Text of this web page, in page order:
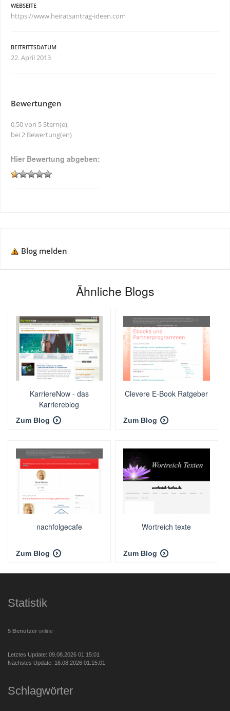
WEBSEITE
https://www.heiratsantrag-ideen.com
BEITRITTSDATUM
22. April 2013
Bewertungen
0,50 von 5 Stern(e),
bei 2 Bewertung(en)
Hier Bewertung abgeben:
Blog melden
Ähnliche Blogs
KarriereNow - das
Karriereblog
Zum Blog
Clevere E-Book Ratgeber
Zum Blog
nachfolgecafe
Zum Blog
Wortreich texte
Zum Blog
Statistik
5 Benutzer online
Letztes Update: 09.08.2026 01:15:01
Nächstes Update: 16.08.2026 01:15:01
Schlagwörter